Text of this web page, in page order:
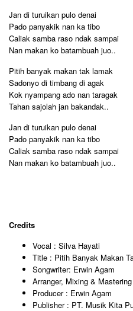
Jan di turuikan pulo denai
Pado panyakik nan ka tibo
Caliak samba raso ndak sampai
Nan makan ko batambuah juo..
Pitih banyak makan tak lamak
Sadonyo di timbang di agak
Kok nyampang ado nan taragak
Tahan sajolah jan bakandak..
Jan di turuikan pulo denai
Pado panyakik nan ka tibo
Caliak samba raso ndak sampai
Nan makan ko batambuah juo..
Credits
Vocal : Silva Hayati
Title : Pitih Banyak Makan
Songwriter: Erwin Agam
Arranger, Mixing &
Producer : Erwin Agam
Publisher : PT. Musik Kita